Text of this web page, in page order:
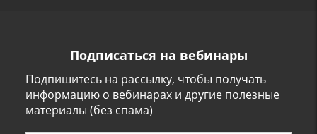
Подписаться на вебинары
Подпишитесь на рассылку, чтобы получать
информацию о вебинарах и другие полезные
материалы (без спама)